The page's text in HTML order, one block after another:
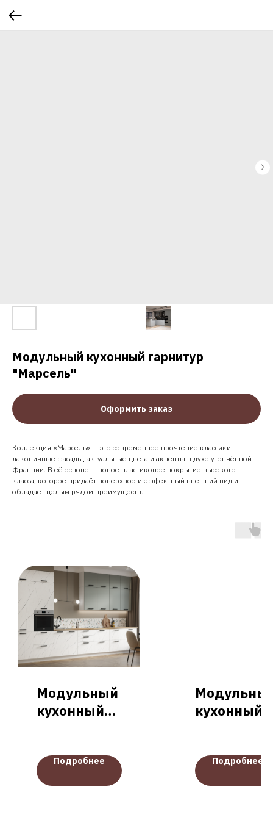
Модульный кухонный гарнитур
"Марсель"
Оформить заказ
Коллекция «Марсель» — это современное прочтение классики:
лаконичные фасады, актуальные цвета и акценты в духе утончённой
Франции. В её основе — новое пластиковое покрытие высокого
класса, которое придаёт поверхности эффектный внешний вид и
обладает целым рядом преимуществ.
Модульный
кухонный
Подробнее
кухонный
Подробнее